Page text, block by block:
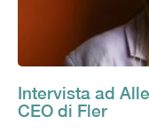
Intervista ad
CEO di Fler